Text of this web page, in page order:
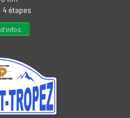
4 étapes